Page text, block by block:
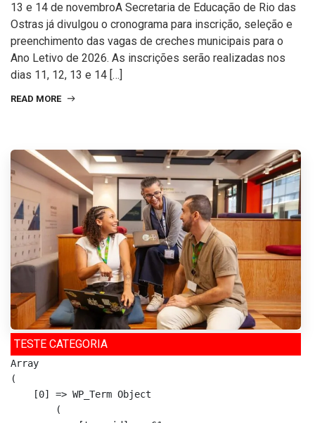
13 e 14 de novembroA Secretaria de Educação de Rio das
Ostras já divulgou o cronograma para inscrição, seleção e
preenchimento das vagas de creches municipais para o
Ano Letivo de 2026. As inscrições serão realizadas nos
dias 11, 12, 13 e 14 […]
READ MORE
TESTE CATEGORIA
Array
(
    [0] => WP_Term Object
        (